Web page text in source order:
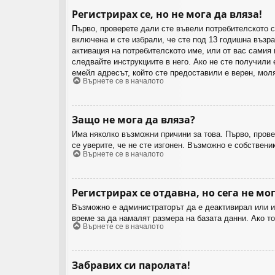
Регистрирах се, но не мога да вляза!
Първо, проверете дали сте въвели
включена и сте избрали, че сте под 13 годишна
активация на потребителското име, или от вас
следвайте инструкциите в него. Ако не сте
емейл адресът, който сте предоставили е верен,
Върнете се в началото
Защо не мога да вляза?
Има няколко възможни причини за това. Първо,
се уверите, че не сте изгонен. Възможно е
Върнете се в началото
Регистрирах се отдавна, но сега не
Възможно е администраторът да е деактивирал или
време за да намалят размера на базата данни. Ако
Върнете се в началото
Забравих си паролата!